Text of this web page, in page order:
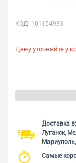
КОД: 101154933
Цену уточняйте у
Доставка
Луганск,
Самые